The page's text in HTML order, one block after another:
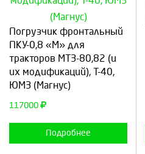
Погрузчик фронтальный
ПКУ-0,8 «М» для
тракторов МТЗ-80,82 (и
их модификаций), Т-40,
ЮМЗ (Магнус)
117000
Подробнее
Выберите количество:
Продолжить Отмена